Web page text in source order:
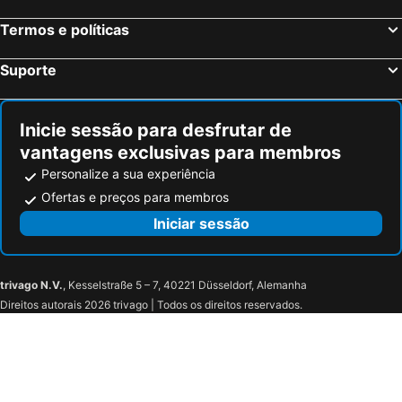
Saint-Saturnin-les-Avignon, bed and breakfasts
Marsillargues, bed and breakfasts
Bédarrides, bed and breakfasts
Termos e políticas
Suporte
Inicie sessão para desfrutar de
vantagens exclusivas para membros
Personalize a sua experiência
Ofertas e preços para membros
Iniciar sessão
trivago N.V., Kesselstraße 5 – 7, 40221 Düsseldorf, Alemanha
Direitos autorais 2026 trivago | Todos os direitos reservados.